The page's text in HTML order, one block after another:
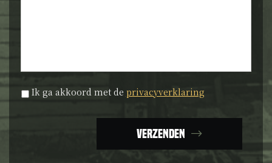
Privacyverklaring *
Ik ga akkoord met de privacyverklaring
Verzenden